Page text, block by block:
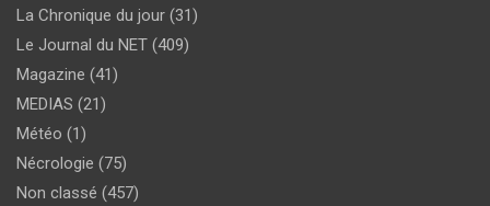
La Chronique du jour (31)
Le Journal du NET (409)
Magazine (41)
MEDIAS (21)
Météo (1)
Nécrologie (75)
Non classé (457)